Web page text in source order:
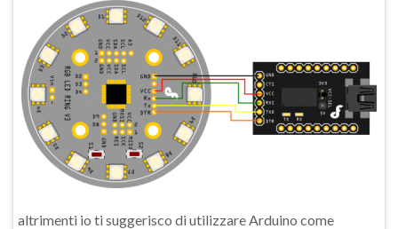
altrimenti io ti suggerisco di utilizzare Arduino come